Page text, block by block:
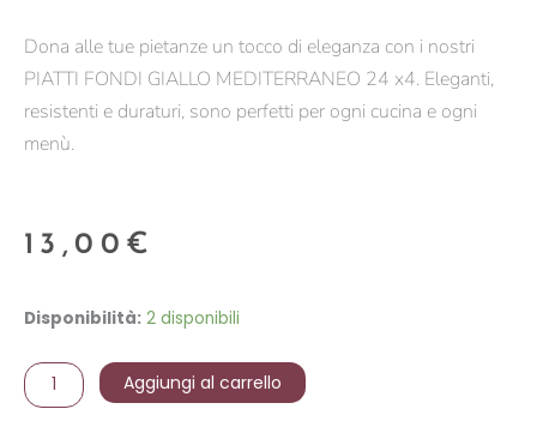
Dona alle tue pietanze un tocco di eleganza con i nostri
PIATTI FONDI GIALLO MEDITERRANEO 24 x4. Eleganti,
resistenti e duraturi, sono perfetti per ogni cucina e ogni
menù.
13,00 €
Disponibilità: 2 disponibili
MEDITERRANEO
PIATTO
FONDO
Aggiungi al carrello